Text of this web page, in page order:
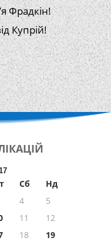
Фрадкін!
Купрій!
Сб
Нд
4
5
11
12
18
19